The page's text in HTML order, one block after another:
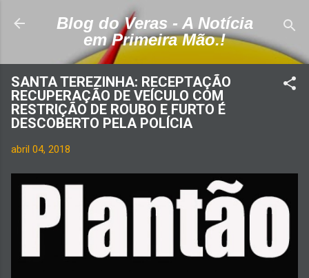
Pular para o conteúdo principal
Blog do Veras - A Notícia
em Primeira Mão.!
SANTA TEREZINHA: RECEPTAÇÃO
RECUPERAÇÃO DE VEÍCULO COM
RESTRIÇÃO DE ROUBO E FURTO É
DESCOBERTO PELA POLÍCIA
abril 04, 2018